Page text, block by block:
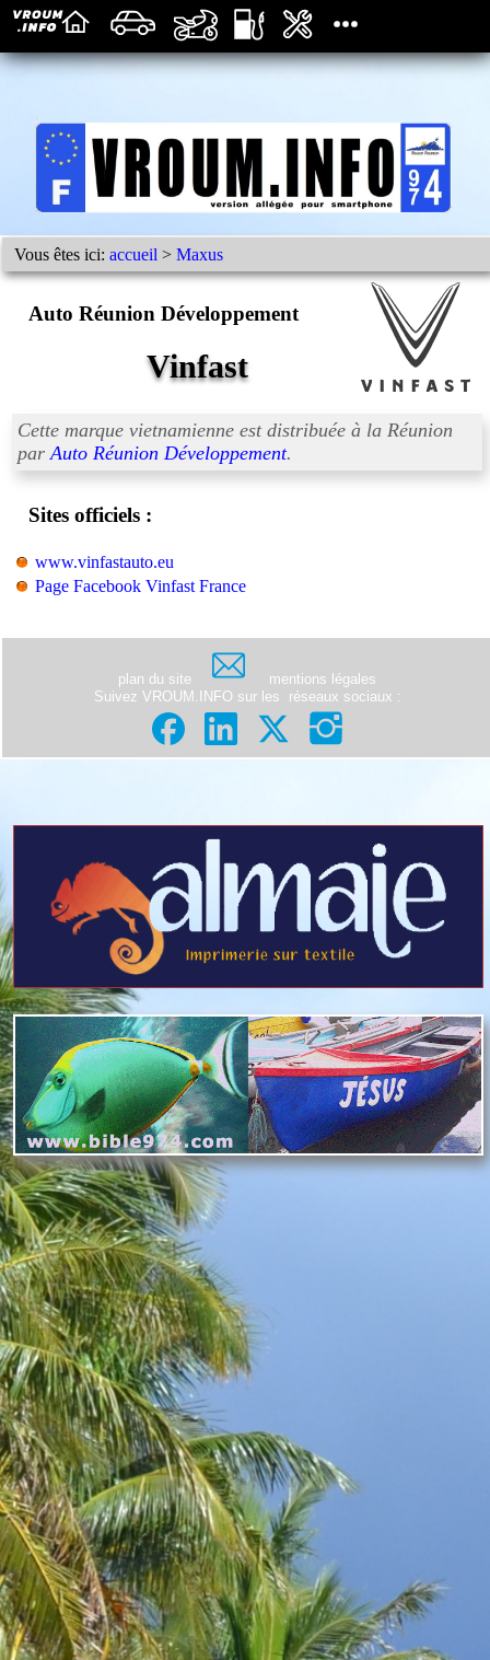
Vous êtes ici:accueil >Maxus
Auto Réunion Développement
Vinfast
Cette marque vietnamienne est distribuée à la Réunion
par Auto Réunion Développement.
Sites officiels :
www.vinfastauto.eu
Page Facebook Vinfast France
plan du site
mentions légales
Suivez VROUM.INFO sur les
réseaux sociaux :